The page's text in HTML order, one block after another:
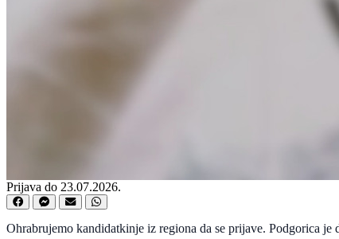
Prijava do 23.07.2026.
Ohrabrujemo kandidatkinje iz regiona da se prijave. Podgorica